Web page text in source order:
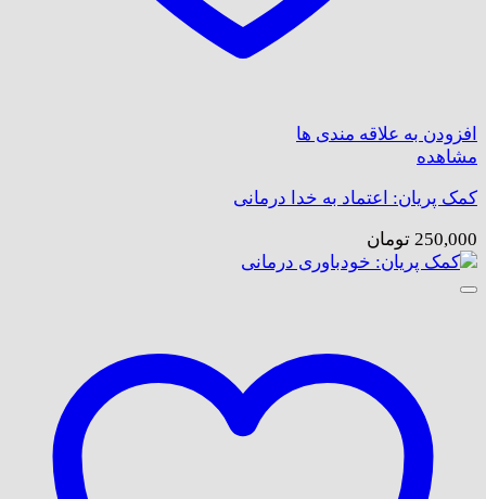
افزودن به علاقه مندی ها
مشاهده
کمک پریان: اعتماد به خدا درمانی
250,000 تومان